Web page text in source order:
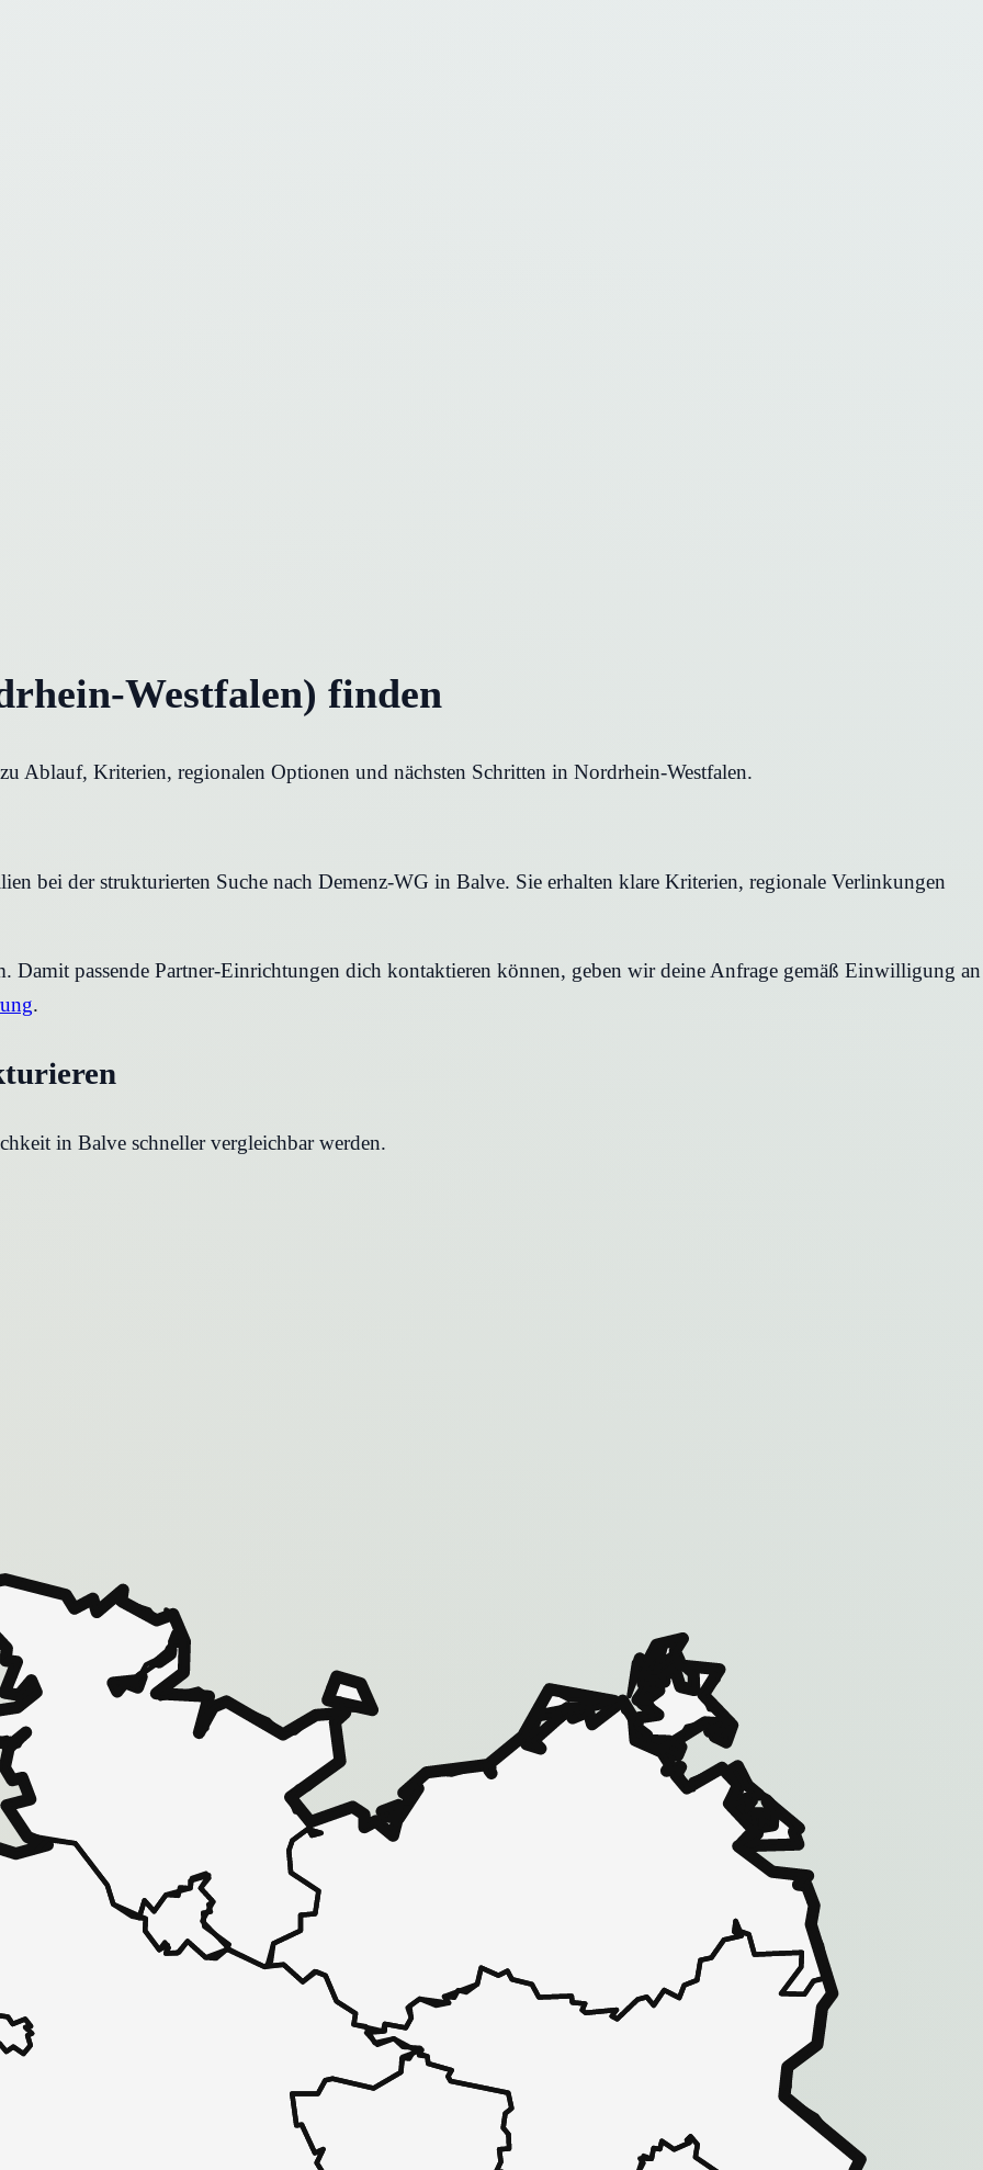
Westfalen) finden
Ablauf, Kriterien, regionalen Optionen und nächsten Schritten in Nordrhein-Westfalen.
bei der strukturierten Suche nach Demenz-WG in Balve. Sie erhalten klare Kriterien, regionale Verlinkungen
passende Partner-Einrichtungen dich kontaktieren können, geben wir deine Anfrage gemäß Einwilligung an
.
in Balve schneller vergleichbar werden.
in 30 Sekunden zu einem Pflegeplatz
bei Ihnen.